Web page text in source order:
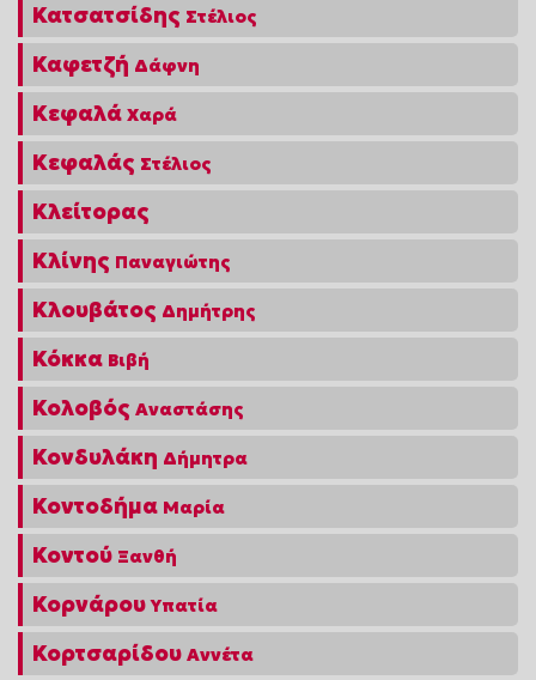
Κατσατσίδης Στέλιος
Καφετζή Δάφνη
Κεφαλά Χαρά
Κεφαλάς Στέλιος
Κλείτορας
Κλίνης Παναγιώτης
Κλουβάτος Δημήτρης
Κόκκα Βιβή
Κολοβός Αναστάσης
Κονδυλάκη Δήμητρα
Κοντοδήμα Μαρία
Κοντού Ξανθή
Κορνάρου Υπατία
Κορτσαρίδου Αννέτα